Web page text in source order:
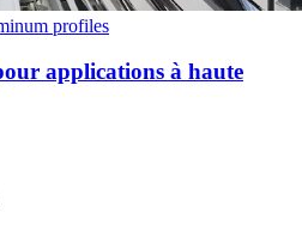
profiles
applications à haute